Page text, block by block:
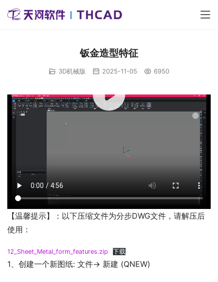
钣金造型特征
3D机械版 2025-11-05 6950
【温馨提示】：以下压缩文件为分步DWG文件，请解压后
使用：
12_Sheet_Metal_form_features.zip 下载
1、创建一个新图纸: 文件-> 新建 (QNEW)